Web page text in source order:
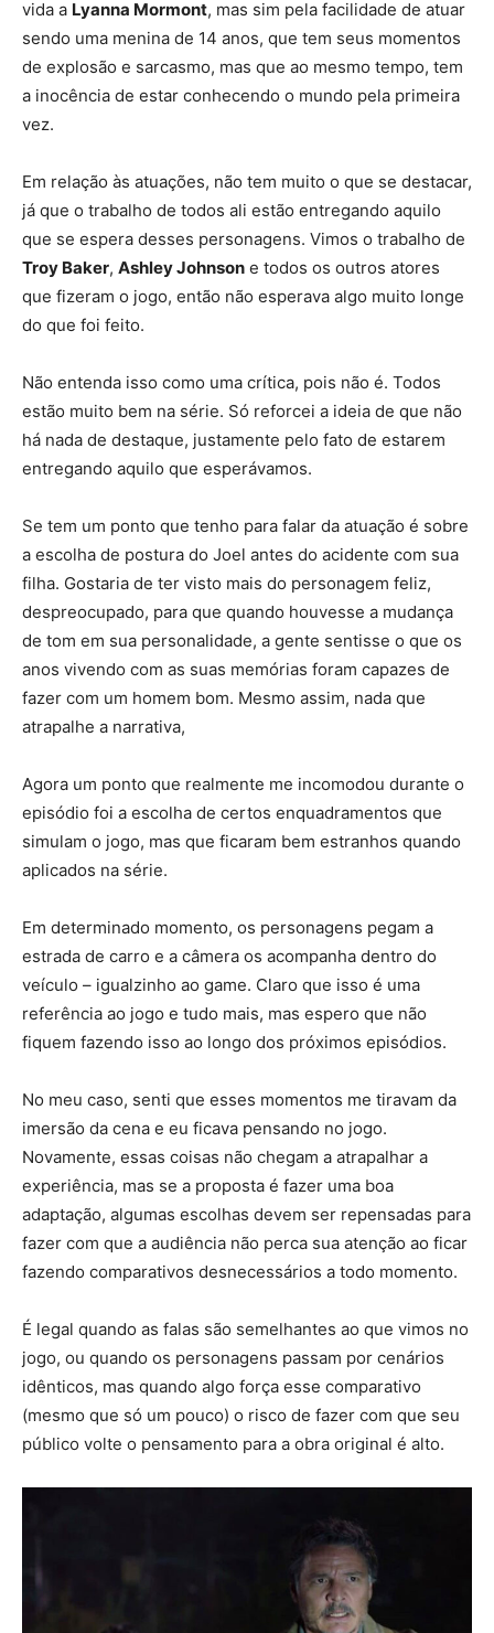
vida a Lyanna Mormont, mas sim pela facilidade de atuar
sendo uma menina de 14 anos, que tem seus momentos
de explosão e sarcasmo, mas que ao mesmo tempo, tem
a inocência de estar conhecendo o mundo pela primeira
vez.
Em relação às atuações, não tem muito o que se destacar,
já que o trabalho de todos ali estão entregando aquilo
que se espera desses personagens. Vimos o trabalho de
Troy Baker, Ashley Johnson e todos os outros atores
que fizeram o jogo, então não esperava algo muito longe
do que foi feito.
Não entenda isso como uma crítica, pois não é. Todos
estão muito bem na série. Só reforcei a ideia de que não
há nada de destaque, justamente pelo fato de estarem
entregando aquilo que esperávamos.
Se tem um ponto que tenho para falar da atuação é sobre
a escolha de postura do Joel antes do acidente com sua
filha. Gostaria de ter visto mais do personagem feliz,
despreocupado, para que quando houvesse a mudança
de tom em sua personalidade, a gente sentisse o que os
anos vivendo com as suas memórias foram capazes de
fazer com um homem bom. Mesmo assim, nada que
atrapalhe a narrativa,
Agora um ponto que realmente me incomodou durante o
episódio foi a escolha de certos enquadramentos que
simulam o jogo, mas que ficaram bem estranhos quando
aplicados na série.
Em determinado momento, os personagens pegam a
estrada de carro e a câmera os acompanha dentro do
veículo – igualzinho ao game. Claro que isso é uma
referência ao jogo e tudo mais, mas espero que não
fiquem fazendo isso ao longo dos próximos episódios.
No meu caso, senti que esses momentos me tiravam da
imersão da cena e eu ficava pensando no jogo.
Novamente, essas coisas não chegam a atrapalhar a
experiência, mas se a proposta é fazer uma boa
adaptação, algumas escolhas devem ser repensadas para
fazer com que a audiência não perca sua atenção ao ficar
fazendo comparativos desnecessários a todo momento.
É legal quando as falas são semelhantes ao que vimos no
jogo, ou quando os personagens passam por cenários
idênticos, mas quando algo força esse comparativo
(mesmo que só um pouco) o risco de fazer com que seu
público volte o pensamento para a obra original é alto.